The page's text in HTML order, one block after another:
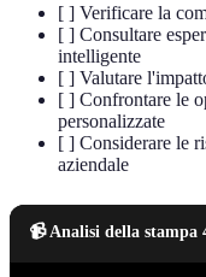
[ ] Verificare la
[ ] Consultare
intelligente
[ ] Valutare
[ ] Confrontare le
personalizzate
[ ] Considerare le
aziendale
📹 Analisi della stampa